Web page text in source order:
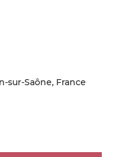
sur-Saône, France